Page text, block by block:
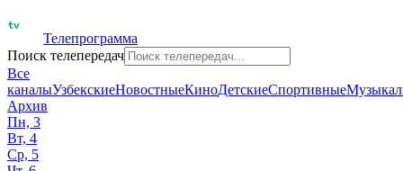
Телепрограмма
Поиск телепередач
Все
каналыУзбекскиеНовостныеКиноДетскиеСпортивные
Архив
Пн, 3
Вт, 4
Ср, 5